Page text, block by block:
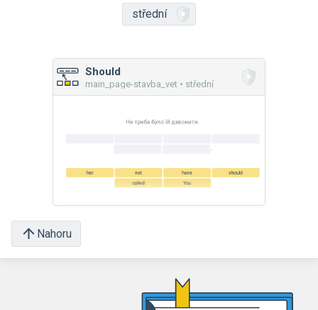
střední
Should
main_page-stavba_vet • střední
Nahoru